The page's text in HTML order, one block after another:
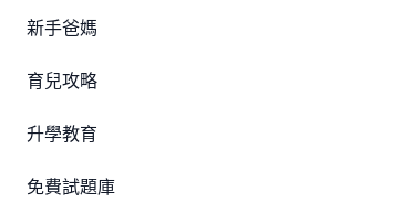
新手爸媽
育兒攻略
升學教育
免費試題庫